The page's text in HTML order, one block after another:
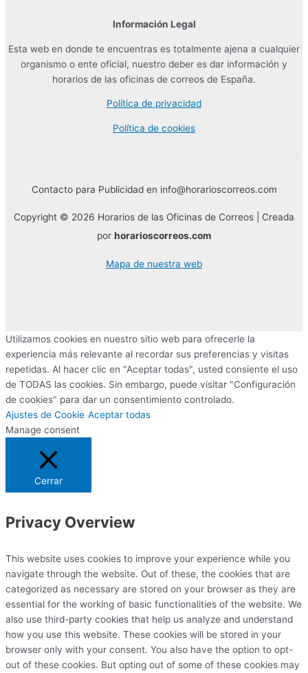
Información Legal
Esta web en donde te encuentras es totalmente ajena a cualquier
organismo o ente oficial, nuestro deber es dar información y
horarios de las oficinas de correos de España.
Política de privacidad
Política de cookies
Contacto para Publicidad en info@horarioscorreos.com
Copyright © 2026 Horarios de las Oficinas de Correos | Creada
por horarioscorreos.com
Mapa de nuestra web
Utilizamos cookies en nuestro sitio web para ofrecerle la
experiencia más relevante al recordar sus preferencias y visitas
repetidas. Al hacer clic en "Aceptar todas", usted consiente el uso
de TODAS las cookies. Sin embargo, puede visitar "Configuración
de cookies" para dar un consentimiento controlado.
Ajustes de Cookie Aceptar todas
Manage consent
Cerrar
Privacy Overview
This website uses cookies to improve your experience while you
navigate through the website. Out of these, the cookies that are
categorized as necessary are stored on your browser as they are
essential for the working of basic functionalities of the website. We
also use third-party cookies that help us analyze and understand
how you use this website. These cookies will be stored in your
browser only with your consent. You also have the option to opt-
out of these cookies. But opting out of some of these cookies may